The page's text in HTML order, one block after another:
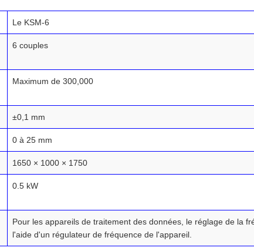
Le KSM-6
6 couples
Maximum de 300,000
±0,1 mm
0 à 25 mm
1650 × 1000 × 1750
0.5 kW
Pour les appareils de traitement des données, le réglage de la
l'aide d'un régulateur de fréquence de l'appareil.